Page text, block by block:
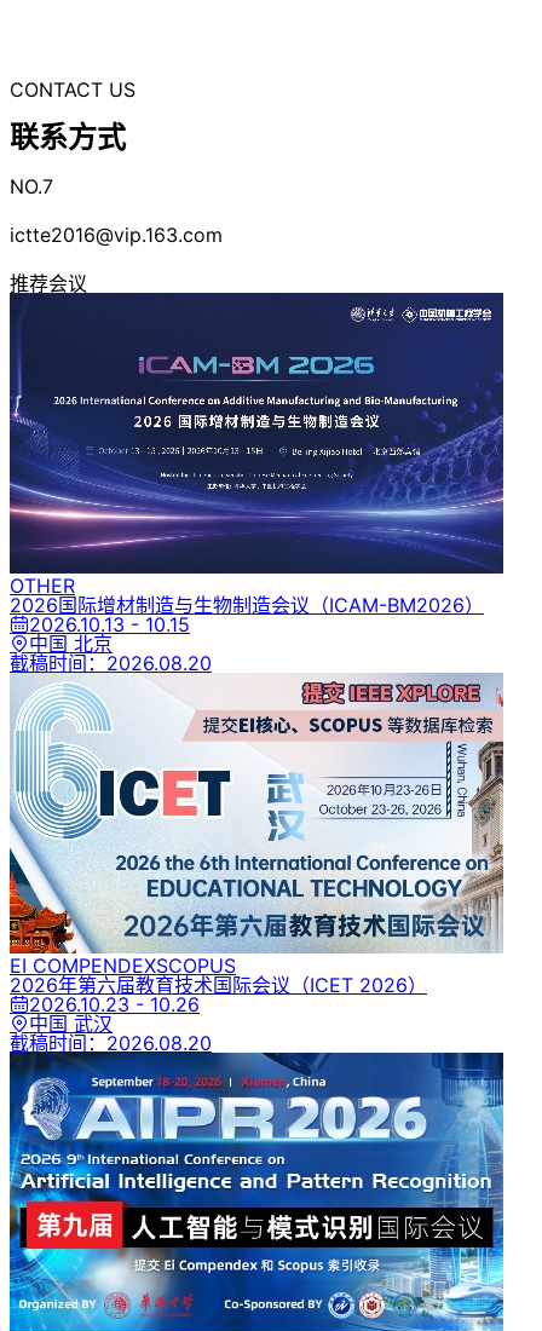
CONTACT US
联系方式
NO.7
ictte2016@vip.163.com
推荐会议
OTHER
2026国际增材制造与生物制造会议 （ICAM-BM2026）
2026.10.13 - 10.15
中国 北京
截稿时间： 2026.08.20
EI COMPENDEXSCOPUS
2026年第六届教育技术国际会议 （ICET 2026）
2026.10.23 - 10.26
中国 武汉
截稿时间： 2026.08.20